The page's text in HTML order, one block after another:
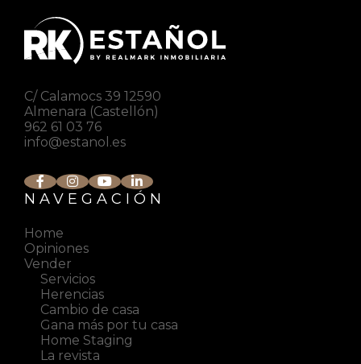
C/ Calamocs 39 12590
Almenara (Castellón)
962 61 03 76
info@estanol.es
NAVEGACIÓN
Home
Opiniones
Vender
Servicios
Herencias
Cambio de casa
Gana más por tu casa
Home Staging
La revista